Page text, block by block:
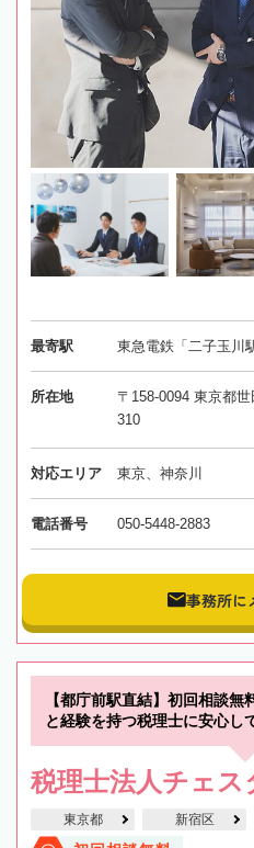
最寄駅 東急電鉄「二子玉川
所在地
〒158-0094 東京都
310
対応エリア 東京、神奈川
電話番号 050-5448-2883
事務所に
【都庁前駅直結】初回相談
と経験を持つ税理士に安心し
税理士法人チェ
東京都 新宿区